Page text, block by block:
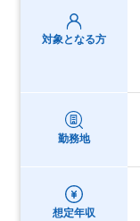
対象となる方
勤務地
想定年収